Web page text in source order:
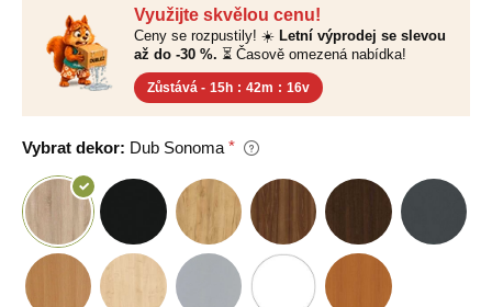
Využijte skvělou cenu!
Ceny se rozpustily! ☀️ Letní výprodej se slevou
až do -30 %. ⏳ Časově omezená nabídka!
Zůstává - 15h : 42m : 15v
Vybrat dekor: Dub Sonoma